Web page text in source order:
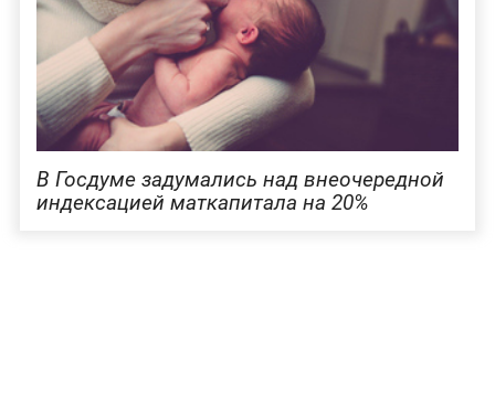
В Госдуме задумались над внеочередной
индексацией маткапитала на 20%